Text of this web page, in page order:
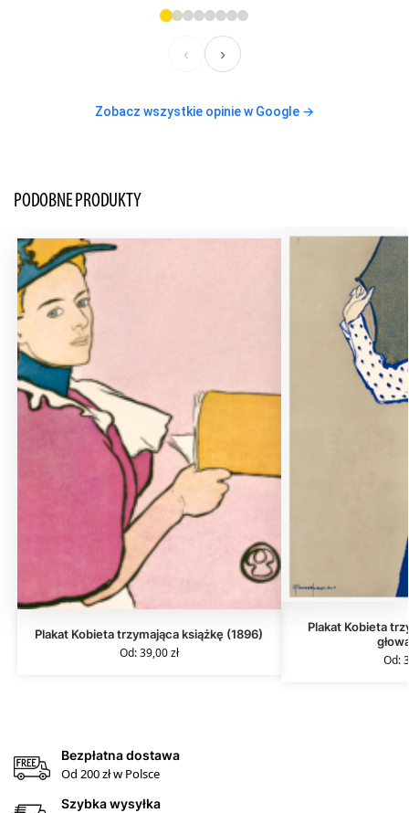
‹ ›
Zobacz wszystkie opinie w Google →
PODOBNE PRODUKTY
Plakat Kobieta trzymająca książkę (1896)
Od:39,00zł
Plakat Kobieta
Od:
Bezpłatna dostawa
Od 200 zł w Polsce
Szybka wysyłka